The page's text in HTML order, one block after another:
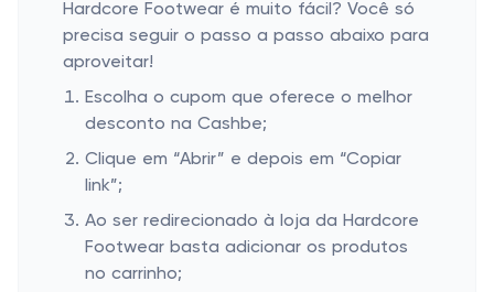
Hardcore Footwear é muito fácil? Você só
precisa seguir o passo a passo abaixo para
aproveitar!
Escolha o cupom que oferece o melhor
desconto na Cashbe;
Clique em “Abrir” e depois em “Copiar
link”;
Ao ser redirecionado à loja da Hardcore
Footwear basta adicionar os produtos
no carrinho;